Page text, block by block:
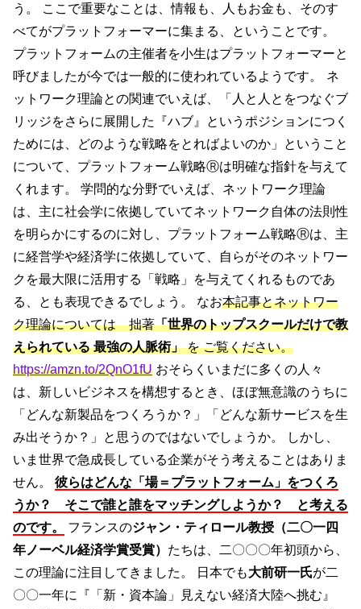
う。 ここで重要なことは、情報も、人もお金も、そのす
べてがプラットフォーマーに集まる、ということです。
プラットフォームの主催者を小生はプラットフォーマーと
呼びましたが今では一般的に使われているようです。
ネ
ットワーク理論との関連でいえば、「人と人とをつなぐブ
リッジをさらに展開した『ハブ』というポジションにつく
ためには、どのような戦略をとればよいのか」ということ
について、プラットフォーム戦略Ⓡは明確な指針を与えて
くれます。 学問的な分野でいえば、ネットワーク理論
は、主に社会学に依拠していてネットワーク自体の法則性
を明らかにするのに対し、プラットフォーム戦略Ⓡは、主
に経営学や経済学に依拠していて、自らがそのネットワー
クを最大限に活用する「戦略」を与えてくれるものであ
る、とも表現できるでしょう。 なお本記事とネットワー
ク理論については 拙著「世界のトップスクールだけで教
えられている 最強の人脈術」を ご覧ください。
https://amzn.to/2QnO1fU おそらくいまだに多くの人々
は、新しいビジネスを構想するとき、ほぼ無意識のうちに
「どんな新製品をつくろうか？」「どんな新サービスを生
み出そうか？」と思うのではないでしょうか。 しかし、
いま世界で急成長している企業がそう考えることはありま
せん。 彼らはどんな「場＝プラットフォーム」をつくろ
うか？ そこで誰と誰をマッチングしようか？ と考える
のです。
フランスのジャン・ティロール教授（二〇一四
年ノーベル経済学賞受賞） たちは、二〇〇〇年初頭から、
この理論に注目してきました。 日本でも大前研一氏が二
〇〇一年に『「新・資本論」見えない経済大陸へ挑む』